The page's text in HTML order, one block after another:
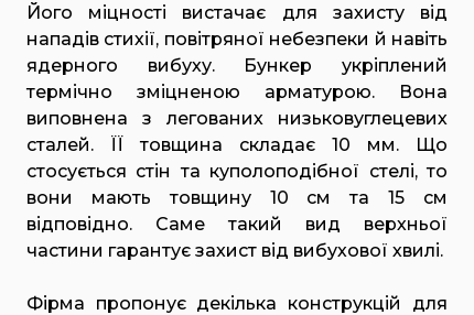
Його міцності вистачає для захисту від
нападів стихії, повітряної небезпеки й навіть
ядерного вибуху. Бункер укріплений
термічно зміцненою арматурою. Вона
виповнена з легованих низьковуглецевих
сталей. ЇЇ товщина складає 10 мм. Що
стосується стін та куполоподібної стелі, то
вони мають товщину 10 см та 15 см
відповідно. Саме такий вид верхньої
частини гарантує захист від вибухової хвилі.
Фірма пропонує декілька конструкцій для